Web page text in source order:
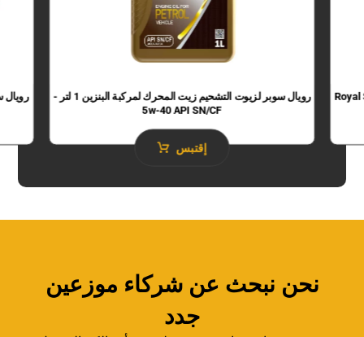
رويال سوبر لزيوت التشحيم زيت المحرك لمركبة البنزين 1 لتر -
5w-40 API SN/CF
إقتبس
Royal
نحن نبحث عن شركاء موزعين
جدد